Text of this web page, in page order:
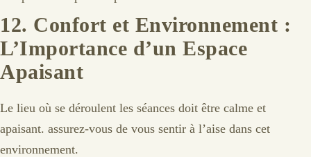
12. Confort et Environnement :
L’Importance d’un Espace
Apaisant
Le lieu où se déroulent les séances doit être calme et
apaisant. assurez-vous de vous sentir à l’aise dans cet
environnement.